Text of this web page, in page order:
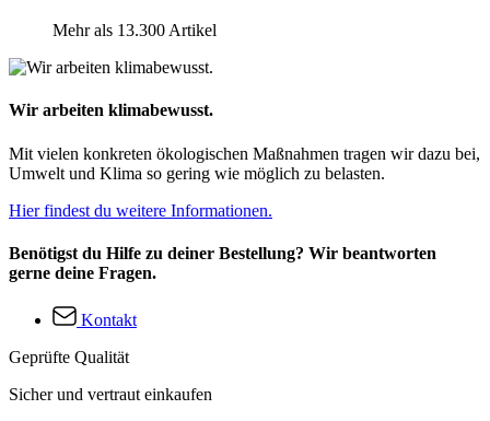
Mehr als 13.300 Artikel
Wir arbeiten klimabewusst.
Mit vielen konkreten ökologischen Maßnahmen tragen wir dazu bei,
Umwelt und Klima so gering wie möglich zu belasten.
Hier findest du weitere Informationen.
Benötigst du Hilfe zu deiner Bestellung? Wir beantworten
gerne deine Fragen.
Kontakt
Geprüfte Qualität
Sicher und vertraut einkaufen